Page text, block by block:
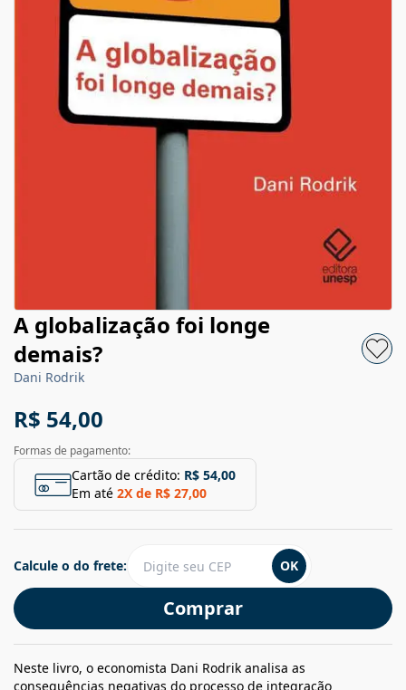
A globalização foi longe
demais?
Dani Rodrik
R$ 54,00
Formas de pagamento:
Cartão de crédito: R$ 54,00
Em até 2X de R$ 27,00
Comprar
Calcule o do frete: OK
Neste livro, o economista Dani Rodrik analisa as
consequências negativas do processo de integração